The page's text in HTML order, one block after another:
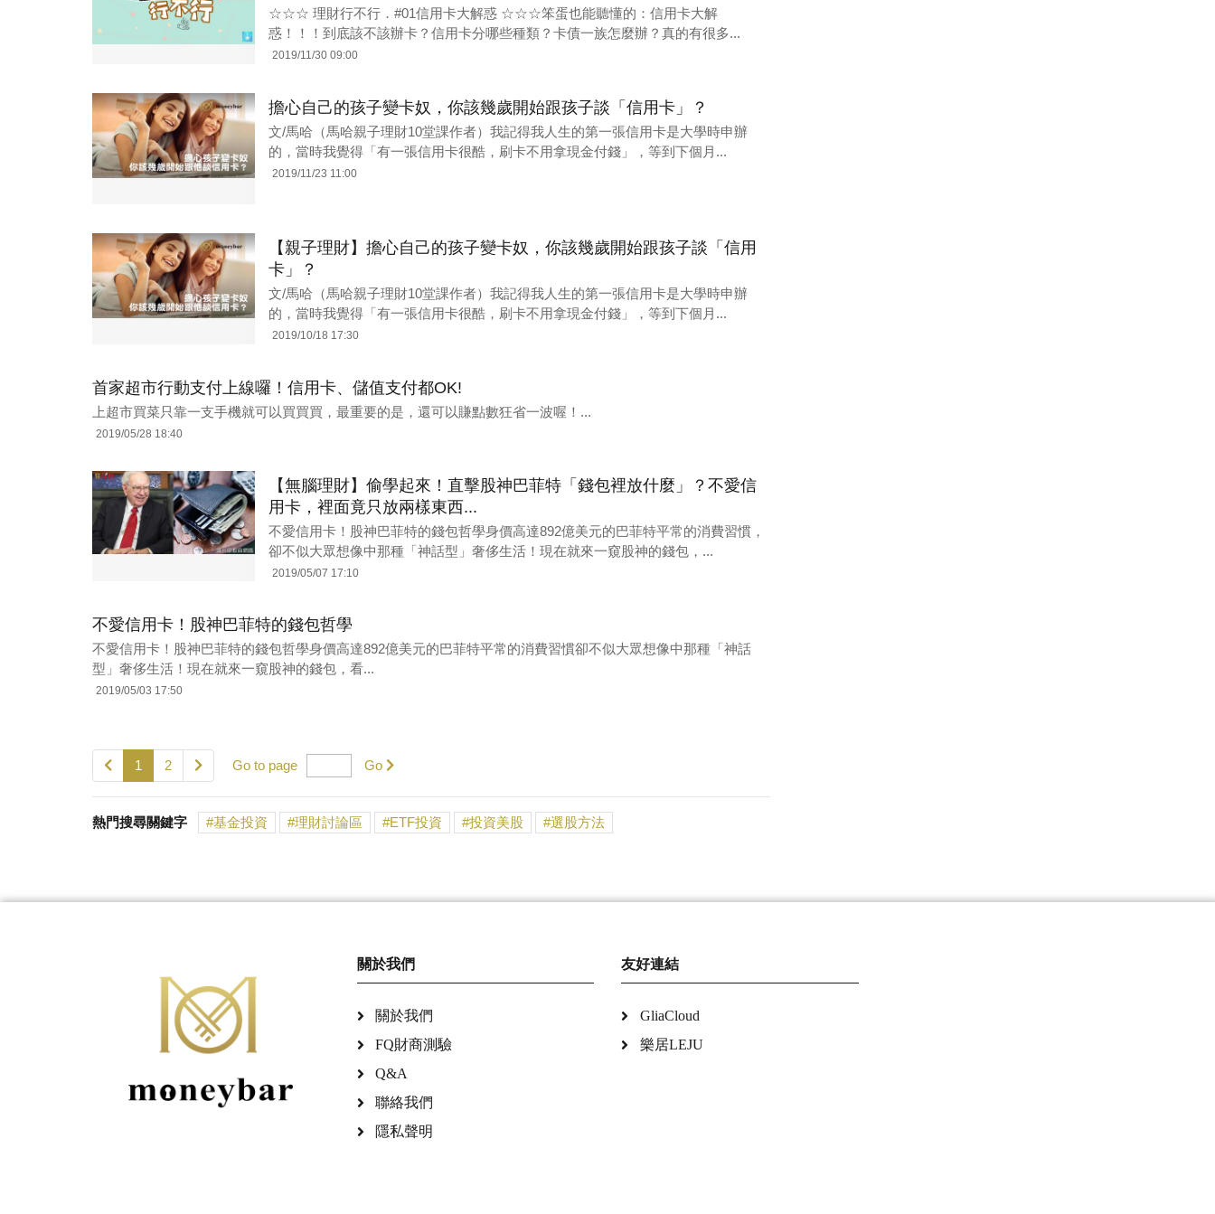
☆☆☆ 理財行不行．#01信用卡大解惑 ☆☆☆笨蛋也能聽懂的：信用卡大解
惑！！！到底該不該辦卡？信用卡分哪些種類？卡債一族怎麼辦？真的有很多...
2019/11/30 09:00
擔心自己的孩子變卡奴，你該幾歲開始跟孩子談「信用卡」？
文/馬哈（馬哈親子理財10堂課作者）我記得我人生的第一張信用卡是大學時申辦
的，當時我覺得「有一張信用卡很酷，刷卡不用拿現金付錢」，等到下個月...
2019/11/23 11:00
【親子理財】擔心自己的孩子變卡奴，你該幾歲開始跟孩子談「信用
卡」？
文/馬哈（馬哈親子理財10堂課作者）我記得我人生的第一張信用卡是大學時申辦
的，當時我覺得「有一張信用卡很酷，刷卡不用拿現金付錢」，等到下個月...
2019/10/18 17:30
首家超市行動支付上線囉！信用卡、儲值支付都OK!
上超市買菜只靠一支手機就可以買買買，最重要的是，還可以賺點數狂省一波喔！...
2019/05/28 18:40
【無腦理財】偷學起來！直擊股神巴菲特「錢包裡放什麼」？不愛信
用卡，裡面竟只放兩樣東西...
不愛信用卡！股神巴菲特的錢包哲學身價高達892億美元的巴菲特平常的消費習慣，
卻不似大眾想像中那種「神話型」奢侈生活！現在就來一窺股神的錢包，...
2019/05/07 17:10
不愛信用卡！股神巴菲特的錢包哲學
不愛信用卡！股神巴菲特的錢包哲學身價高達892億美元的巴菲特平常的消費習慣卻不似大眾想像中那種「神話
型」奢侈生活！現在就來一窺股神的錢包，看...
2019/05/03 17:50
1 2 Go to page Go
熱門搜尋關鍵字 基金投資 理財討論區 ETF投資 投資美股 選股方法
關於我們
關於我們
FQ財商測驗
Q&A
聯絡我們
隱私聲明
友好連結
GliaCloud
樂居LEJU